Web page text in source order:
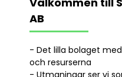
AB
- Det lilla bolaget
och resurserna